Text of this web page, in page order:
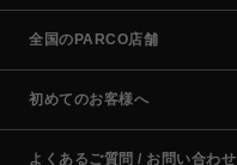
全国のPARCO店舗
初めてのお客様へ
よくあるご質問 / お問い合わせ